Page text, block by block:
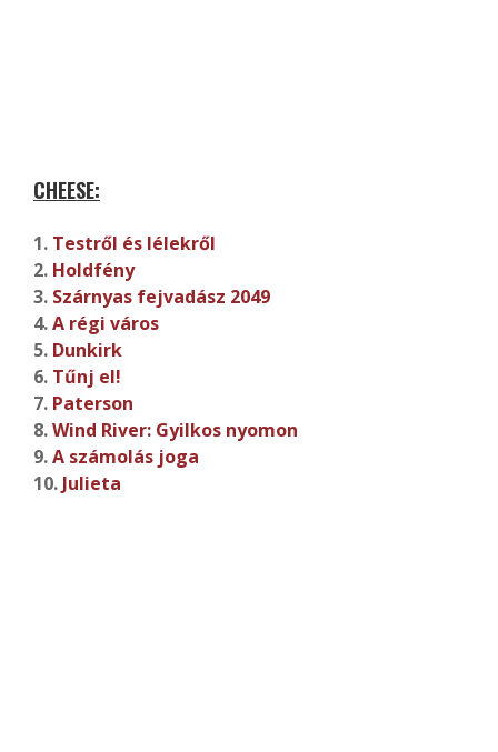
CHEESE:
1. Testről és lélekről
2. Holdfény
3. Szárnyas fejvadász 2049
4.A régi város
5. Dunkirk
6. Tűnj el!
7. Paterson
8.Wind River: Gyilkos nyomon
9.A számolás joga
10. Julieta